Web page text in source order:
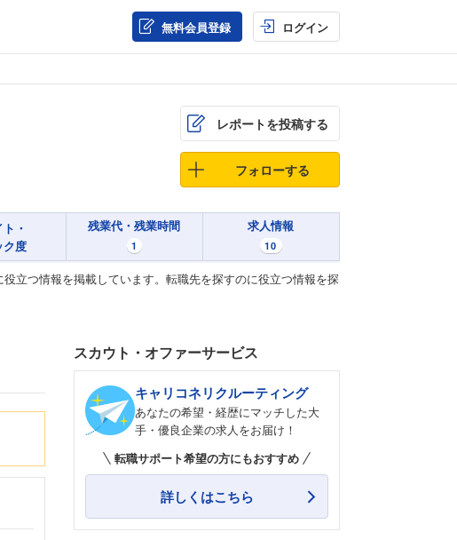
無料会員登録 ログイン
レポートを投稿する
フォローする
・
ク度
残業代・残業時間
1
求人情報
10
立つ情報を掲載しています。転職先を探すのに役立つ情報を探
スカウト・オファーサービス
キャリコネリクルーティング
あなたの希望・経歴にマッチした大
手・優良企業の求人をお届け！
転職サポート希望の方にもおすすめ
詳しくはこちら